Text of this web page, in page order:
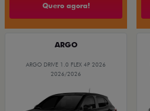
Quero agora!
ARGO
ARGO DRIVE 1.0 FLEX 4P 2026
2026/2026